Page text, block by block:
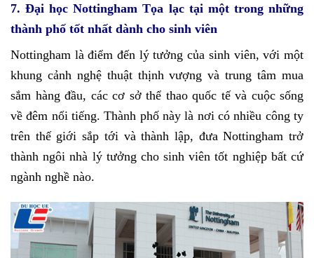
7. Đại học NottinghamTọa lạc tại một trong những
thành phố tốt nhất dành cho sinh viên
Nottingham là điểm đến lý tưởng của sinh viên, với một
khung cảnh nghệ thuật thịnh vượng và trung tâm mua
sắm hàng đầu, các cơ sở thể thao quốc tế và cuộc sống
về đêm nổi tiếng. Thành phố này là nơi có nhiều công ty
trên thế giới sắp tới và thành lập, đưa Nottingham trở
thành ngôi nhà lý tưởng cho sinh viên tốt nghiệp bất cứ
ngành nghề nào.